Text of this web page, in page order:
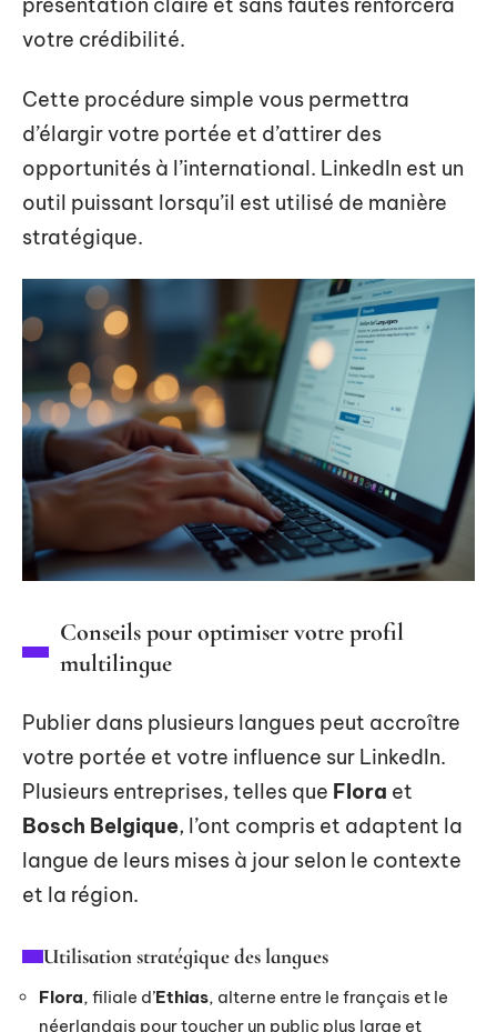
votre crédibilité.
Cette procédure simple vous permettra
d’élargir votre portée et d’attirer des
opportunités à l’international. LinkedIn est un
outil puissant lorsqu’il est utilisé de manière
stratégique.
Conseils pour optimiser votre profil
multilingue
Publier dans plusieurs langues peut accroître
votre portée et votre influence sur LinkedIn.
Plusieurs entreprises, telles que Flora et
Bosch Belgique, l’ont compris et adaptent la
langue de leurs mises à jour selon le contexte
et la région.
Utilisation stratégique des langues
Flora, filiale d’Ethias, alterne entre le français et le
néerlandais pour toucher un public plus large et